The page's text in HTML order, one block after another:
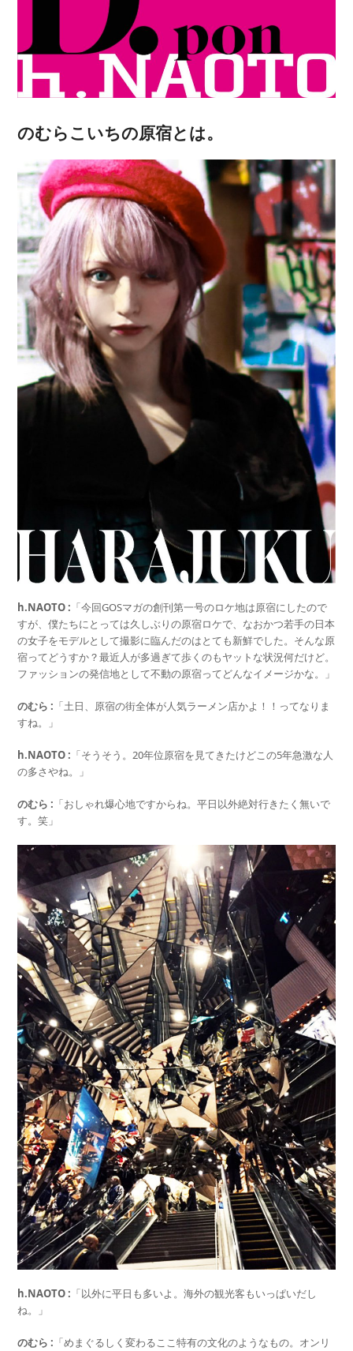
のむらこいちの原宿とは。
h.NAOTO : 「今回GOSマガの創刊第一号のロケ地は原宿にしたので
すが、僕たちにとっては久しぶりの原宿ロケで、なおかつ若手の日本
の女子をモデルとして撮影に臨んだのはとても新鮮でした。そんな原
宿ってどうすか？最近人が多過ぎて歩くのもヤットな状況何だけど。
ファッションの発信地として不動の原宿ってどんなイメージかな。」
のむら : 「土日、原宿の街全体が人気ラーメン店かよ！！ってなりま
すね。」
h.NAOTO : 「そうそう。20年位原宿を見てきたけどこの5年急激な人
の多さやね。」
のむら : 「おしゃれ爆心地ですからね。平日以外絶対行きたく無いで
す。笑」
h.NAOTO : 「以外に平日も多いよ。海外の観光客もいっぱいだし
ね。」
のむら : 「めまぐるしく変わるここ特有の文化のようなもの。オンリ